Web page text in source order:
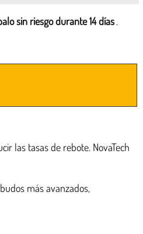
sin riesgo durante 14 días.
las tasas de rebote. NovaTech
más avanzados,